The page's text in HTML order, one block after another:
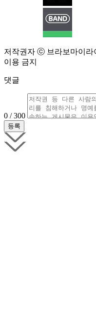
저작권자 ⓒ 브라보마이라
이용 금지
댓글
0 / 300